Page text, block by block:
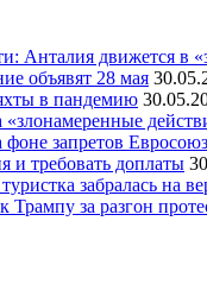
Анталия движется в
объявят 28 мая
в пандемию
запретов
и требовать доплаты
забралась на
за разгон